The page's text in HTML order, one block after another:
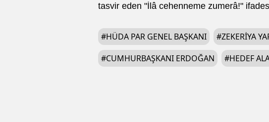
tasvir eden "İlâ cehenneme zumerâ!"
#HÜDA PAR GENEL BAŞKANI #ZEKERIYA
#CUMHURBAŞKANI ERDOĞAN #HEDEF